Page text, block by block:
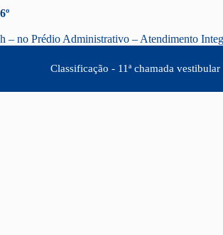
– no Prédio Administrativo – Atendimento
Classificação - 11ª chamada